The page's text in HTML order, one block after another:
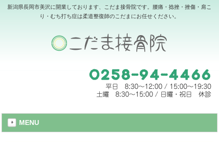
新潟県長岡市美沢に開業しております、こだま接骨院です。腰痛・捻挫・挫傷・肩こ
り・むち打ち症は柔道整復師のこだまにお任せください。
MENU